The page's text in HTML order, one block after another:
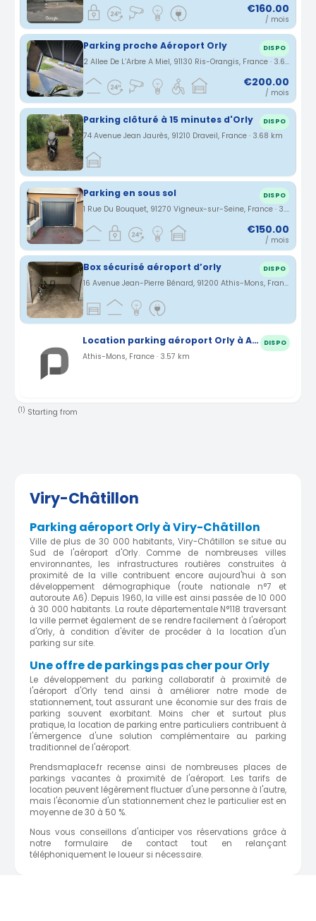
€160.00
/ mois
Parking proche Aéroport Orly DISPO
2 Allee De L’Arbre A Miel, 91130 Ris-Orangis, France · 3.6 km
€200.00
/ mois
Parking clôturé à 15 minutes d'Orly DISPO
74 Avenue Jean Jaurès, 91210 Draveil, France · 3.68 km
Parking en sous sol DISPO
1 Rue Du Bouquet, 91270 Vigneux-sur-Seine, France · 3.68 km
€150.00
/ mois
Box sécurisé aéroport d’orly DISPO
16 Avenue Jean-Pierre Bénard, 91200 Athis-Mons, France · 3.71 km
Location parking aéroport Orly à Athis-Mons (91) DISPO
Athis-Mons, France · 3.57 km
(1) Starting from
Viry-Châtillon
Parking aéroport Orly à Viry-Châtillon
Ville de plus de 30 000 habitants, Viry-Châtillon se situe au
Sud de l'aéroport d'Orly. Comme de nombreuses villes
environnantes, les infrastructures routières construites à
proximité de la ville contribuent encore aujourd'hui à son
développement démographique (route nationale n°7 et
autoroute A6). Depuis 1960, la ville est ainsi passée de 10 000
à 30 000 habitants. La route départementale N°118 traversant
la ville permet également de se rendre facilement à l'aéroport
d'Orly, à condition d'éviter de procéder à la location d'un
parking sur site.
Une offre de parkings pas cher pour Orly
Le développement du parking collaboratif à proximité de
l'aéroport d'Orly tend ainsi à améliorer notre mode de
stationnement, tout assurant une économie sur des frais de
parking souvent exorbitant. Moins cher et surtout plus
pratique, la location de parking entre particuliers contribuent à
l'émergence d'une solution complémentaire au parking
traditionnel de l'aéroport.
Prendsmaplace.fr recense ainsi de nombreuses places de
parkings vacantes à proximité de l'aéroport. Les tarifs de
location peuvent légèrement fluctuer d'une personne à l'autre,
mais l'économie d'un stationnement chez le particulier est en
moyenne de 30 à 50 %.
Nous vous conseillons d'anticiper vos réservations grâce à
notre formulaire de contact tout en relançant
téléphoniquement le loueur si nécessaire.